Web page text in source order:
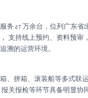
服务 2.7 万余台，位列广东
支持线上预约、资料预
溯的运营环境。
、拼箱、滚装船等多式联
关报检等环节具备明显协